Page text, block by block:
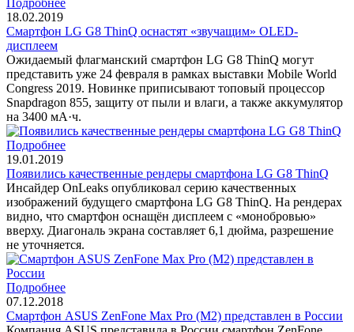
18.02.2019
Смартфон LG G8 ThinQ оснастят «звучащим» OLED-
дисплеем
Ожидаемый флагманский смартфон LG G8 ThinQ могут
представить уже 24 февраля в рамках выставки Mobile World
Congress 2019. Новинке приписывают топовый процессор
Snapdragon 855, защиту от пыли и влаги, а также аккумулятор
на 3400 мА·ч.
Подробнее
19.01.2019
Появились качественные рендеры смартфона LG G8 ThinQ
Инсайдер OnLeaks опубликовал серию качественных
изображений будущего смартфона LG G8 ThinQ. На рендерах
видно, что смартфон оснащён дисплеем с «монобровью»
вверху. Диагональ экрана составляет 6,1 дюйма, разрешение
не уточняется.
Подробнее
07.12.2018
Смартфон ASUS ZenFone Max Pro (M2) представлен в России